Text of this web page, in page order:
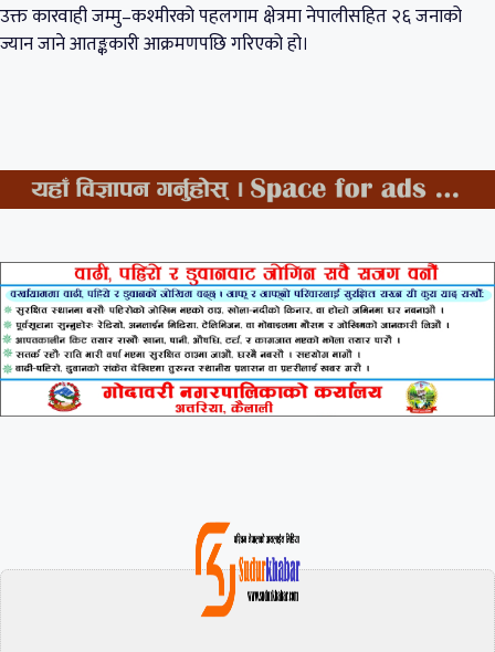
उक्त कारवाही जम्मु–कश्मीरको पहलगाम क्षेत्रमा नेपालीसहित २६ जनाको
ज्यान जाने आतङ्ककारी आक्रमणपछि गरिएको हो।